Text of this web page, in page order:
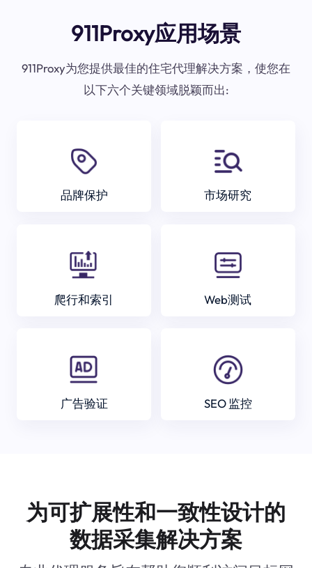
911Proxy应用场景
911Proxy为您提供最佳的住宅代理解决方案，使您在
以下六个关键领域脱颖而出:
品牌保护 市场研究
爬行和索引 Web测试
广告验证 SEO 监控
为可扩展性和一致性设计的
数据采集解决方案